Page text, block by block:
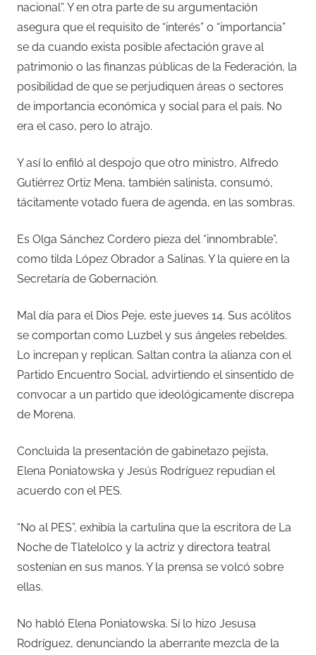
nacional”. Y en otra parte de su argumentación
asegura que el requisito de “interés” o “importancia”
se da cuando exista posible afectación grave al
patrimonio o las finanzas públicas de la Federación, la
posibilidad de que se perjudiquen áreas o sectores
de importancia económica y social para el país. No
era el caso, pero lo atrajo.
Y así lo enfiló al despojo que otro ministro, Alfredo
Gutiérrez Ortiz Mena, también salinista, consumó,
tácitamente votado fuera de agenda, en las sombras.
Es Olga Sánchez Cordero pieza del “innombrable”,
como tilda López Obrador a Salinas. Y la quiere en la
Secretaría de Gobernación.
Mal día para el Dios Peje, este jueves 14. Sus acólitos
se comportan como Luzbel y sus ángeles rebeldes.
Lo increpan y replican. Saltan contra la alianza con el
Partido Encuentro Social, advirtiendo el sinsentido de
convocar a un partido que ideológicamente discrepa
de Morena.
Concluida la presentación de gabinetazo pejista,
Elena Poniatowska y Jesús Rodríguez repudian el
acuerdo con el PES.
“No al PES”, exhibía la cartulina que la escritora de La
Noche de Tlatelolco y la actriz y directora teatral
sostenían en sus manos. Y la prensa se volcó sobre
ellas.
No habló Elena Poniatowska. Sí lo hizo Jesusa
Rodríguez, denunciando la aberrante mezcla de la